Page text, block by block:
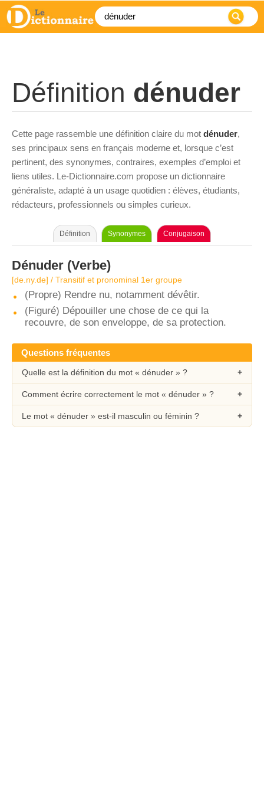
Définition dénuder
Cette page rassemble une définition claire du mot dénuder,
ses principaux sens en français moderne et, lorsque c’est
pertinent, des synonymes, contraires, exemples d’emploi et
liens utiles. Le-Dictionnaire.com propose un dictionnaire
généraliste, adapté à un usage quotidien : élèves, étudiants,
rédacteurs, professionnels ou simples curieux.
Définition Synonymes Conjugaison
Dénuder (Verbe)
[de.ny.de] / Transitif et pronominal 1er groupe
(Propre) Rendre nu, notamment dévêtir.
(Figuré) Dépouiller une chose de ce qui la
recouvre, de son enveloppe, de sa protection.
Questions fréquentes
Quelle est la définition du mot « dénuder » ?
Comment écrire correctement le mot « dénuder » ?
Le mot « dénuder » est-il masculin ou féminin ?